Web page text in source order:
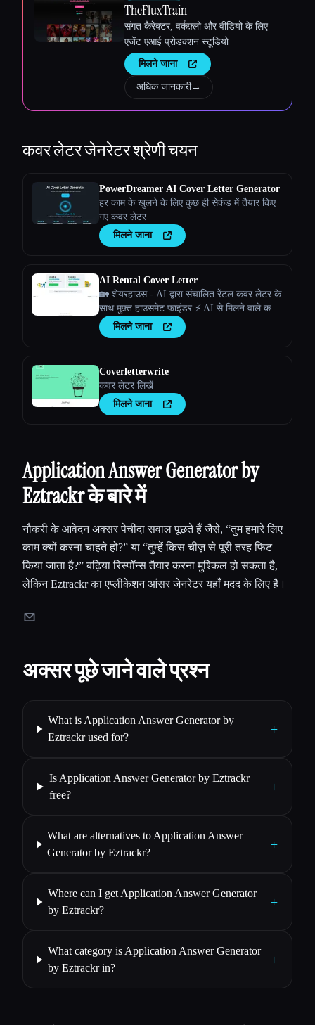
TheFluxTrain
संगत कैरेक्टर, वर्कफ़्लो और वीडियो के लिए
एजेंट एआई प्रोडक्शन स्टूडियो
मिलने जाना
अधिक जानकारी→
कवर लेटर जेनरेटरश्रेणी चयन
PowerDreamer AI Cover Letter Generator
हर काम के खुलने के लिए कुछ ही सेकंड में तैयार किए
गए कवर लेटर
मिलने जाना
AI Rental Cover Letter
🏡 शेयरहाउस - AI द्वारा संचालित रेंटल कवर लेटर के
साथ मुफ़्त हाउसमेट फ़ाइंडर ⚡️ AI से मिलने वाले कवर
लेटर के साथ भीड़ से अलग दिखें
मिलने जाना
Coverletterwrite
कवर लेटर लिखें
मिलने जाना
Application Answer Generator by
Eztrackr के बारे में
नौकरी के आवेदन अक्सर पेचीदा सवाल पूछते हैं जैसे, “तुम हमारे लिए
काम क्यों करना चाहते हो?” या “तुम्हेंं किस चीज़ से पूरी तरह फिट
किया जाता है?” बढ़िया रिस्पॉन्स तैयार करना मुश्किल हो सकता है,
लेकिन Eztrackr का एप्लीकेशन आंसर जेनरेटर यहाँ मदद के लिए है।
अक्सर पूछे जाने वाले प्रश्न
What is Application Answer Generator by
Eztrackr used for?
+
Is Application Answer Generator by Eztrackr
free?
+
What are alternatives to Application Answer
Generator by Eztrackr?
+
Where can I get Application Answer Generator
by Eztrackr?
+
What category is Application Answer Generator
by Eztrackr in?
+